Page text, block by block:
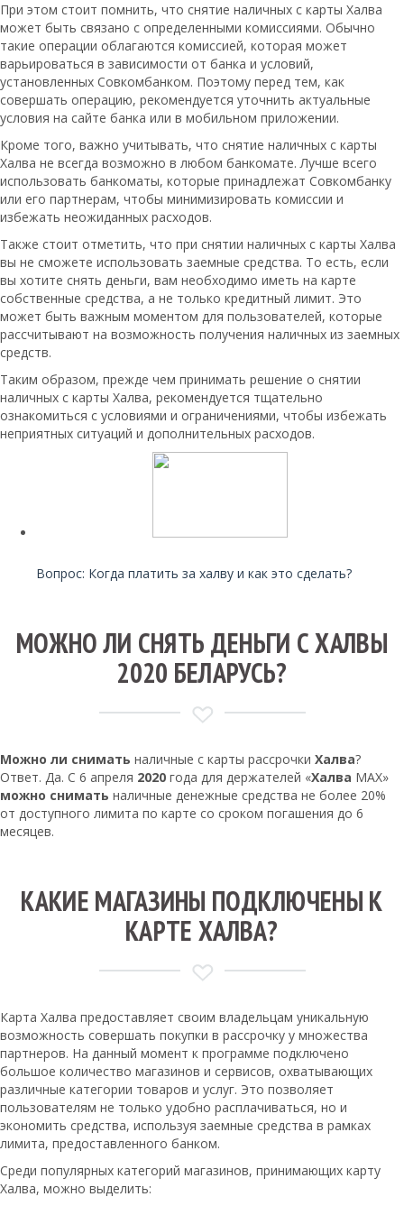
При этом стоит помнить, что снятие наличных с карты Халва
может быть связано с определенными комиссиями. Обычно
такие операции облагаются комиссией, которая может
варьироваться в зависимости от банка и условий,
установленных Совкомбанком. Поэтому перед тем, как
совершать операцию, рекомендуется уточнить актуальные
условия на сайте банка или в мобильном приложении.
Кроме того, важно учитывать, что снятие наличных с карты
Халва не всегда возможно в любом банкомате. Лучше всего
использовать банкоматы, которые принадлежат Совкомбанку
или его партнерам, чтобы минимизировать комиссии и
избежать неожиданных расходов.
Также стоит отметить, что при снятии наличных с карты Халва
вы не сможете использовать заемные средства. То есть, если
вы хотите снять деньги, вам необходимо иметь на карте
собственные средства, а не только кредитный лимит. Это
может быть важным моментом для пользователей, которые
рассчитывают на возможность получения наличных из заемных
средств.
Таким образом, прежде чем принимать решение о снятии
наличных с карты Халва, рекомендуется тщательно
ознакомиться с условиями и ограничениями, чтобы избежать
неприятных ситуаций и дополнительных расходов.
Вопрос: Когда платить за халву и как это сделать?
МОЖНО ЛИ СНЯТЬ ДЕНЬГИ С ХАЛВЫ
2020 БЕЛАРУСЬ?
Можно ли снимать наличные с карты рассрочки Халва?
Ответ. Да. С 6 апреля 2020 года для держателей «Халва MAX»
можно снимать наличные денежные средства не более 20%
от доступного лимита по карте со сроком погашения до 6
месяцев.
КАКИЕ МАГАЗИНЫ ПОДКЛЮЧЕНЫ К
КАРТЕ ХАЛВА?
Карта Халва предоставляет своим владельцам уникальную
возможность совершать покупки в рассрочку у множества
партнеров. На данный момент к программе подключено
большое количество магазинов и сервисов, охватывающих
различные категории товаров и услуг. Это позволяет
пользователям не только удобно расплачиваться, но и
экономить средства, используя заемные средства в рамках
лимита, предоставленного банком.
Среди популярных категорий магазинов, принимающих карту
Халва, можно выделить: